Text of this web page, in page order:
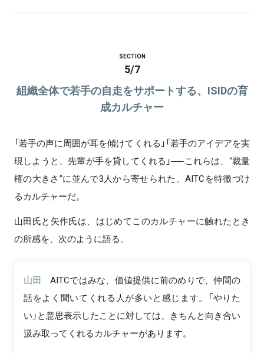
SECTION
5/7
組織全体で若手の自走をサポートする、ISIDの育
成カルチャー
「若手の声に周囲が耳を傾けてくれる」「若手のアイデアを実
現しようと、先輩が手を貸してくれる」──これらは、“裁量
権の大きさ”に並んで3人から寄せられた、AITCを特徴づけ
るカルチャーだ。
山田氏と矢作氏は、はじめてこのカルチャーに触れたとき
の所感を、次のように語る。
山田
AITCではみな、価値提供に前のめりで、仲間の
話をよく聞いてくれる人が多いと感じます。「やりた
い」と意思表示したことに対しては、きちんと向き合い
汲み取ってくれるカルチャーがあります。